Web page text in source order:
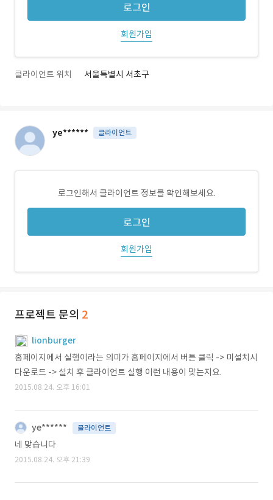
로그인
회원가입
클라이언트 위치 서울특별시 서초구
ye****** 클라이언트
로그인해서 클라이언트 정보를 확인해보세요.
로그인
회원가입
프로젝트 문의 2
lionburger
홈페이지에서 실행이라는 의미가 홈페이지에서 버튼 클릭 -> 미설치시
다운로드 -> 설치 후 클라이언트 실행 이런 내용이 맞는지요.
2015.08.24. 오후 16:01
ye****** 클라이언트
네 맞습니다
2015.08.24. 오후 21:39